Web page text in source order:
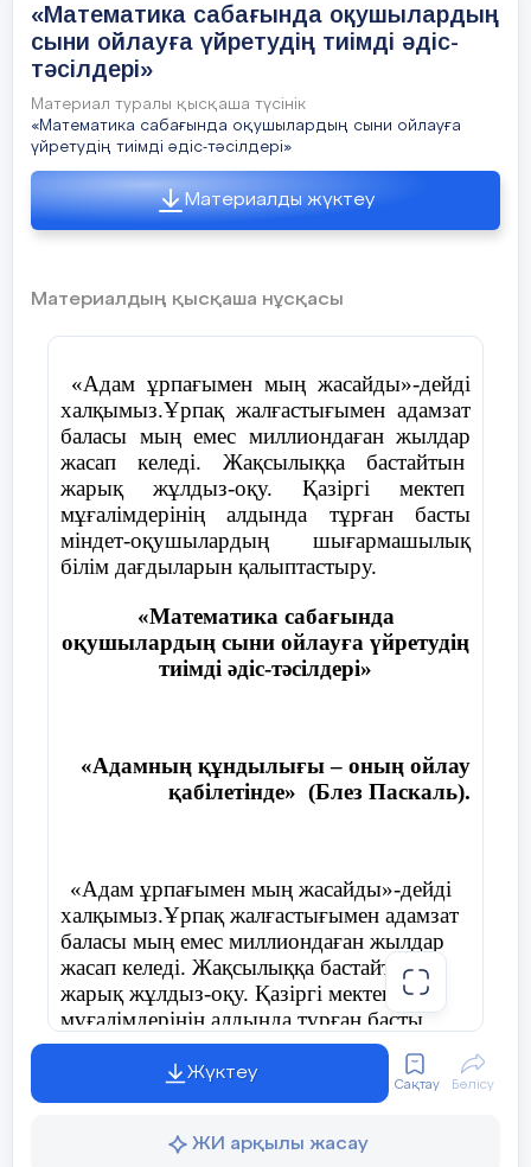
«Математика сабағында оқушылардың
сыни ойлауға үйретудің тиімді әдіс-
тәсілдері»
Материал туралы қысқаша түсінік
«Математика сабағында оқушылардың сыни ойлауға
үйретудің тиімді әдіс-тәсілдері»
Материалды жүктеу
Материалдың қысқаша нұсқасы
«Адам ұрпағымен мың жасайды»-дейді
халқымыз.Ұрпақ жалғастығымен адамзат
баласы мың емес миллиондаған жылдар
жасап келеді. Жақсылыққа бастайтын
жарық жұлдыз-оқу. Қазіргі мектеп
мұғалімдерінің алдында тұрған басты
міндет-оқушылардың шығармашылық
білім дағдыларын қалыптастыру.
«Математика сабағында
оқушылардың сыни ойлауға үйретудің
тиімді әдіс-тәсілдері»
«Адамның құндылығы – оның ойлау
қабілетінде» (Блез Паскаль).
«Адам ұрпағымен мың жасайды»-дейді
халқымыз.Ұрпақ жалғастығымен адамзат
баласы мың емес миллиондаған жылдар
жасап келеді. Жақсылыққа бастайтын
жарық жұлдыз-оқу. Қазіргі мектеп
мұғалімдерінің алдында тұрған басты
міндет-оқушылардың шығармашылық
білім дағдыларын қалыптастыру.
үздіксіз көтеріп отырғанда ғана мұғалім.
Жүктеу
Сақтау Бөлісу
ЖИ арқылы жасау